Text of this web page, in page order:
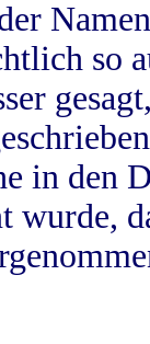
so
in
wurde,